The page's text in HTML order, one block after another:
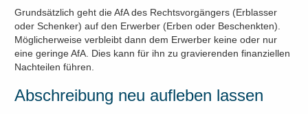
Grundsätzlich geht die AfA des Rechtsvorgängers (Erblasser
oder Schenker) auf den Erwerber (Erben oder Beschenkten).
Möglicherweise verbleibt dann dem Erwerber keine oder nur
eine geringe AfA. Dies kann für ihn zu gravierenden finanziellen
Nachteilen führen.
Abschreibung neu aufleben lassen